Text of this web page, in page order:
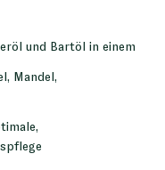
und Bartöl in einem
Mandel,